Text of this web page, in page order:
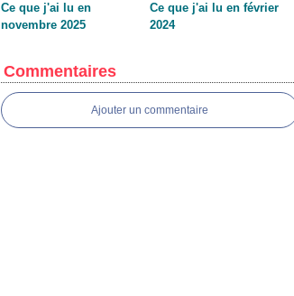
Ce que j'ai lu en
novembre 2025
Ce que j'ai lu en février
2024
Commentaires
Ajouter un commentaire